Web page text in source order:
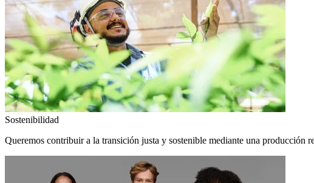
Sostenibilidad
Queremos contribuir a la transición justa y sostenible mediante una producción